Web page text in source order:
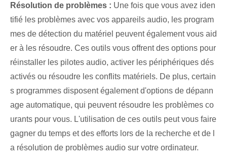
Résolution de problèmes : Une fois que vous avez iden
tifié les problèmes avec vos appareils audio,⁢ les program
mes de détection du matériel peuvent également vous aid
er à les résoudre. Ces outils vous offrent des options pour
réinstaller les pilotes audio, activer les périphériques dés
activés ou résoudre les conflits matériels. De plus, certain
s programmes disposent également d'options de dépann
age automatique, qui peuvent résoudre les problèmes co
urants pour vous. L'utilisation de ces outils peut vous faire
gagner du temps et des efforts lors de la recherche et de l
a résolution de problèmes audio sur votre ordinateur.